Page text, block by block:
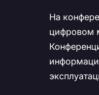
На
цифровом